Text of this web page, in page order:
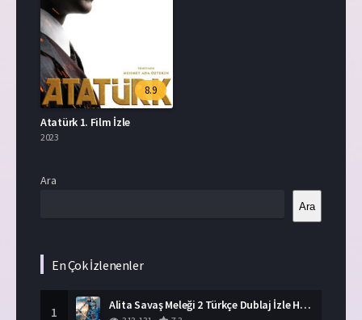
8.9
Atatürk 1. Film İzle
2023
Ara
Ara
En Çok İzlenenler
1 Alita Savaş Meleği 2 Türkçe Dublaj İzle HD Film